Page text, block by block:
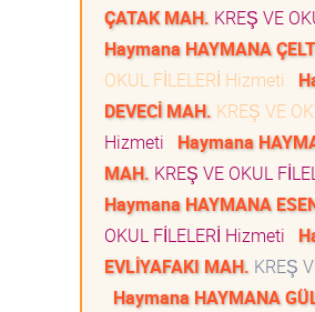
ÇATAK MAH. KREŞ VE
Haymana HAYMANA
OKUL FİLELERİ Hizmeti
DEVECİ MAH. KREŞ VE
Hizmeti
Haymana
MAH. KREŞ VE OKUL
Haymana HAYMANA
OKUL FİLELERİ Hizmeti
EVLİYAFAKI MAH. KREŞ
Haymana HAYMANA